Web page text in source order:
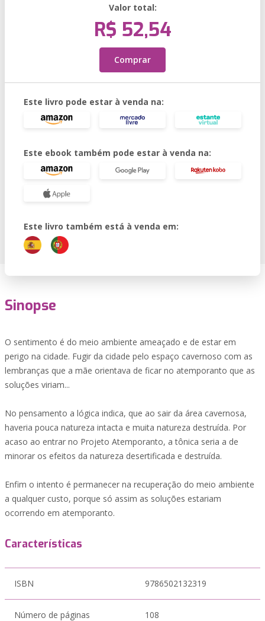
Valor total:
R$ 52,54
Comprar
Este livro pode estar à venda na:
Este ebook também pode estar à venda na:
Este livro também está à venda em:
Sinopse
O sentimento é do meio ambiente ameaçado e de estar em
perigo na cidade. Fugir da cidade pelo espaço cavernoso com as
lembranças que a mãe orientava de ficar no atemporanto que as
soluções viriam...
No pensamento a lógica indica, que ao sair da área cavernosa,
haveria pouca natureza intacta e muita natureza destruída. Por
acaso ao entrar no Projeto Atemporanto, a tônica seria a de
minorar os efeitos da natureza desertificada e destruída.
Enfim o intento é permanecer na recuperação do meio ambiente
a qualquer custo, porque só assim as soluções estariam
ocorrendo em atemporanto.
Características
ISBN 9786502132319
Número de páginas 108